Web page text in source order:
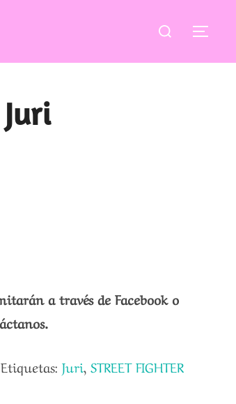
Buscar:
Juri
a través de Facebook o
Etiquetas: Juri, STREET FIGHTER